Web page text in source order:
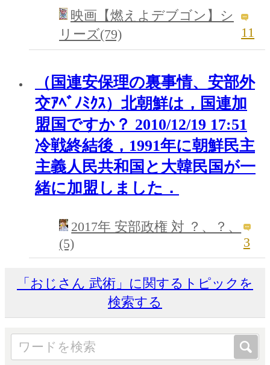
映画【燃えよデブゴン】シ
リーズ(79)
11
（国連安保理の裏事情、安部外
交ｱﾍﾞﾉﾐｸｽ）北朝鮮は，国連加
盟国ですか？ 2010/12/19 17:51
冷戦終結後，1991年に朝鮮民主
主義人民共和国と大韓民国が一
緒に加盟しました．
2017年 安部政権 対 ？、？、
(5)
3
「おじさん 武術」に関するトピックを
検索する